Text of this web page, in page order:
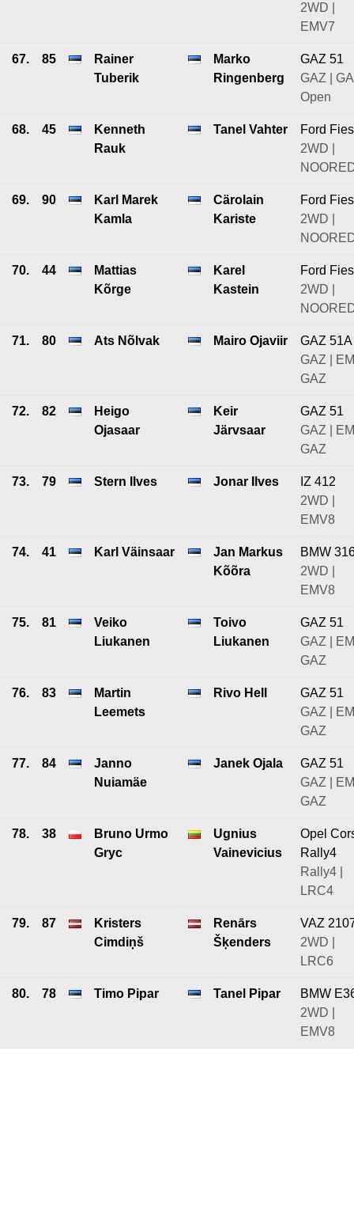
2WD |
EMV7
67. 85
Rainer
Tuberik
Marko
Ringenberg
GAZ 51
GAZ |
Open
68. 45
Kenneth
Rauk
Tanel Vahter
Ford
2WD |
69. 90
Karl Marek
Kamla
Cärolain
Kariste
Ford
2WD |
70. 44
Mattias
Kõrge
Karel
Kastein
Ford
2WD |
71. 80 Ats Nõlvak Mairo Ojaviir
GAZ 51A
GAZ |
GAZ
72. 82
Heigo
Ojasaar
Keir
Järvsaar
GAZ 51
GAZ |
GAZ
73. 79 Stern Ilves Jonar Ilves
IZ 412
2WD |
EMV8
74. 41 Karl Väinsaar
Jan Markus
Kõõra
BMW
2WD |
EMV8
75. 81
Veiko
Liukanen
Toivo
Liukanen
GAZ 51
GAZ |
GAZ
76. 83
Martin
Leemets
Rivo Hell
GAZ 51
GAZ |
GAZ
77. 84
Janno
Nuiamäe
Janek Ojala
GAZ 51
GAZ |
GAZ
78. 38
Bruno Urmo
Gryc
Ugnius
Vainevicius
Opel
Rally4
Rally4 |
LRC4
79. 87
Kristers
Cimdiņš
Renārs
Šķenders
VAZ
2WD |
LRC6
80. 78 Timo Pipar Tanel Pipar
BMW
2WD |
EMV8